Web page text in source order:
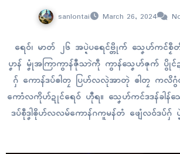
sanlontai March 26, 2024
ရေဝ်၊ မာတ် ၂၆ အပ္ဍဲပရေၚ်ဗ္တိုက် သၞေဟ်ကၚ်စၟဳတ်
ပၞာန် မၞုံအကြာကွာန်ဇီုသာဲကဵု ကွာန်သၞေဟ်ဇုက် ပွိုၚ်
ဂှ် ကောန်ဒပ်ၜါတၠ ပြဟ်လလုဲအာတုဲ ၜါတၠ ကလိဂွံ
ကောံလကိုဟ်ဍုၚ်ရေဝ် ဟီုရ။ သၞေဟ်ကၚ်ဒဒန်ခါန်သ
ဒပ်စဵုဒၞါၜိုဟ်လလမ်ကောန်ဂကူမန်တံ ဖျေံလဝ်ဒပ်ဂှ်